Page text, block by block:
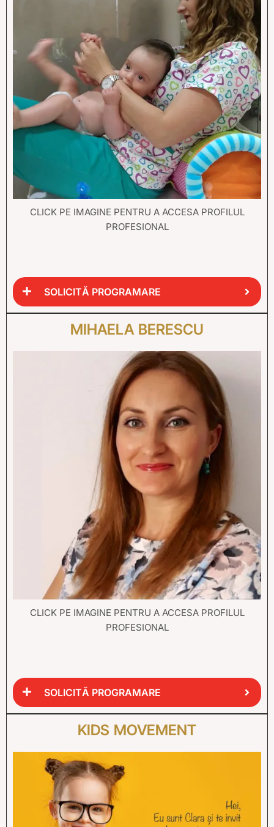
CLICK PE IMAGINE PENTRU A ACCESA PROFILUL
PROFESIONAL
SOLICITĂ PROGRAMARE
MIHAELA BERESCU
CLICK PE IMAGINE PENTRU A ACCESA PROFILUL
PROFESIONAL
SOLICITĂ PROGRAMARE
KIDS MOVEMENT